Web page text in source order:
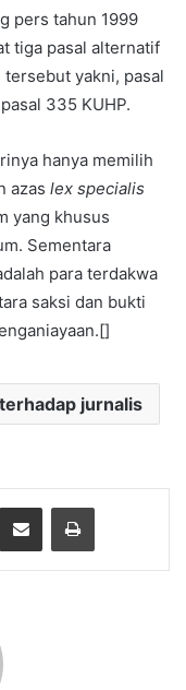
pers tahun 1999
tiga pasal alternatif
yakni, pasal
335 KUHP.
hanya memilih
azas lex specialis
yang khusus
Sementara
para terdakwa
saksi dan bukti
jurnalis
Share via Email Print